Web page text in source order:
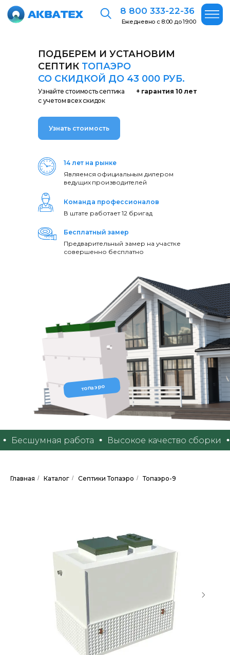
8 800 333-22-36
Ежедневно с 8:00 до 19:00
ПОДБЕРЕМ И УСТАНОВИМ
СЕПТИК ТОПАЭРО
СО СКИДКОЙ ДО 43 000 РУБ.
+ гарантия 10 лет
14 лет на рынке
Узнайте стоимость септика
с учетом всех скидок
Команда профессионалов
Являемся официальным дилером
ведущих производителей
Бесплатный замер
В штате работает 12 бригад
Предварительный замер на участке
совершенно бесплатно
топаэро
Узнать стоимость
работа Высокое качество сборки
Главная / Каталог / Септики Топаэро / Топаэро-9